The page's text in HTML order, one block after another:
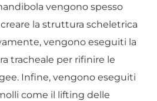
vengono spesso
la struttura scheletrica
vengono eseguiti la
tracheale per rifinire le
Infine, vengono eseguiti
come il lifting delle